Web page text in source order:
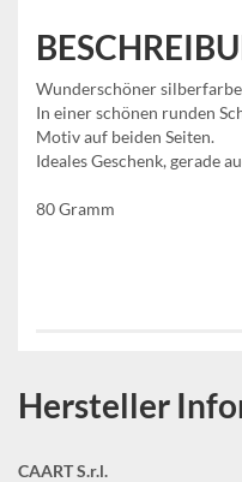
Wunderschöner
In einer schönen runden
Motiv auf beiden Seiten.
Ideales Geschenk, gerade
80 Gramm
Hersteller
CAART S.r.l.